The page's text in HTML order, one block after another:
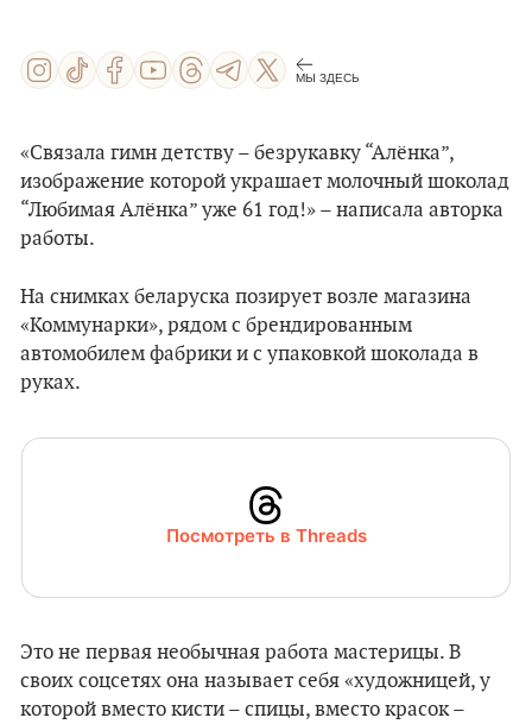
МЫ ЗДЕСЬ
«Связала гимн детству – безрукавку “Алёнка”,
изображение которой украшает молочный шоколад
“Любимая Алёнка” уже 61 год!» – написала авторка
работы.
На снимках беларуска позирует возле магазина
«Коммунарки», рядом с брендированным
автомобилем фабрики и с упаковкой шоколада в
руках.
Посмотреть в Threads
Это не первая необычная работа мастерицы. В
своих соцсетях она называет себя «художницей, у
которой вместо кисти – спицы, вместо красок –